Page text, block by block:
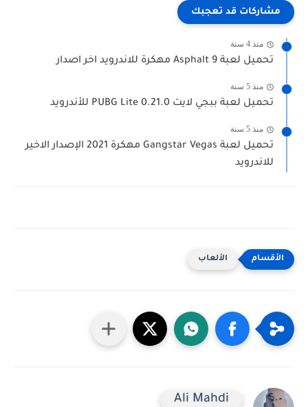
مشاركات قد تعجبك
منذ 4 سنة
تحميل لعبة Asphalt 9 مهكرة للاندرويد اخر اصدار
منذ 5 سنة
تحميل لعبة ببجي لايت PUBG Lite 0.21.0 للأندرويد
منذ 5 سنة
تحميل لعبة Gangstar Vegas مهكرة 2021 الإصدار الاخير
للاندرويد
الألعاب
Ali Mahdi